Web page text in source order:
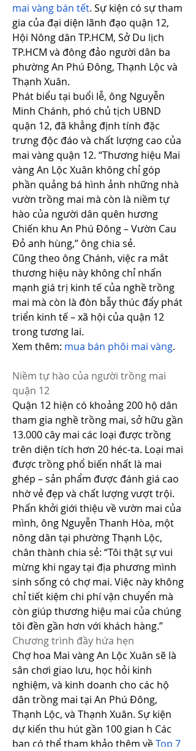
mai vàng bán tết. Sự kiện có sự tham
gia của đại diện lãnh đạo quận 12,
Hội Nông dân TP.HCM, Sở Du lịch
TP.HCM và đông đảo người dân ba
phường An Phú Đông, Thạnh Lộc và
Thạnh Xuân.
Phát biểu tại buổi lễ, ông Nguyễn
Minh Chánh, phó chủ tịch UBND
quận 12, đã khẳng định tính đặc
trưng độc đáo và chất lượng cao của
mai vàng quận 12. “Thương hiệu Mai
vàng An Lộc Xuân không chỉ góp
phần quảng bá hình ảnh những nhà
vườn trồng mai mà còn là niềm tự
hào của người dân quên hương
Chiến khu An Phú Đông – Vườn Cau
Đỏ anh hùng,” ông chia sẻ.
Cũng theo ông Chánh, việc ra mắt
thương hiệu này không chỉ nhấn
mạnh giá trị kinh tế của nghề trồng
mai mà còn là đòn bẫy thúc đẩy phát
triển kinh tế – xã hội của quận 12
trong tương lai.
Xem thêm: mua bán phôi mai vàng.
Niềm tự hào của người trồng mai
quận 12
Quận 12 hiện có khoảng 200 hộ dân
tham gia nghề trồng mai, sở hữu gần
13.000 cây mai các loại được trồng
trên diện tích hơn 20 héc-ta. Loại mai
được trồng phổ biến nhất là mai
ghép – sản phẩm được đánh giá cao
nhờ vẻ đẹp và chất lượng vượt trội.
Phấn khởi giới thiệu về vườn mai của
mình, ông Nguyễn Thanh Hòa, một
nông dân tại phường Thạnh Lộc,
chân thành chia sẻ: “Tôi thật sự vui
mừng khi ngay tại địa phương mình
sinh sống có chợ mai. Việc này không
chỉ tiết kiệm chi phí vận chuyển mà
còn giúp thương hiệu mai của chúng
tôi đền gần hơn với khách hàng.”
Chương trình đầy hứa hẹn
Chợ hoa Mai vàng An Lộc Xuân sẽ là
sân chơi giao lưu, học hỏi kinh
nghiệm, và kinh doanh cho các hộ
dân trồng mai tại An Phú Đông,
Thạnh Lộc, và Thạnh Xuân. Sự kiện
dự kiến thu hút gần 100 gian h Các
bạn có thể tham khảo thêm về Top 7